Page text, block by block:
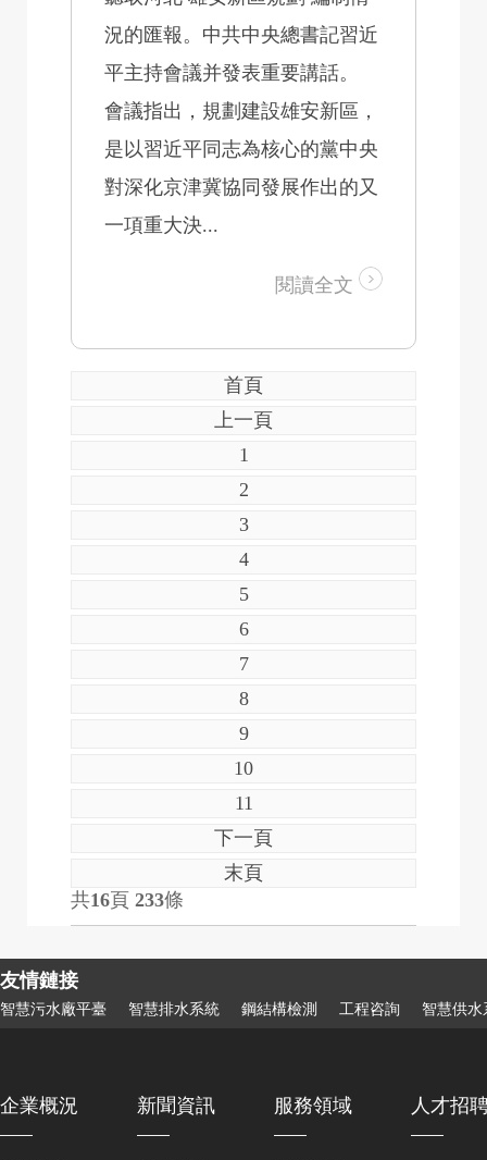
況的匯報。中共中央總書記習近
平主持會議并發表重要講話。
會議指出，規劃建設雄安新區，
是以習近平同志為核心的黨中央
對深化京津冀協同發展作出的又
一項重大決...
閱讀全文
首頁
上一頁
1
2
3
4
5
6
7
8
9
10
11
下一頁
末頁
共16頁 233條
友情鏈接
智慧污水廠平臺 智慧排水系統 鋼結構檢測 工程咨詢 智慧供水
企業概況 新聞資訊 服務領域 人才招